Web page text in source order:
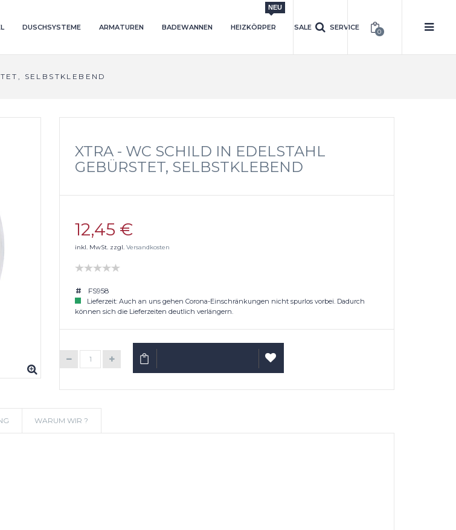
DUSCHSYSTEME ARMATUREN BADEWANNEN HEIZKÖRPER
NEU
SALE SERVICE
0
SELBSTKLEBEND
XTRA - WC SCHILD IN EDELSTAHL
GEBÜRSTET, SELBSTKLEBEND
12,45 €
inkl. MwSt. zzgl. Versandkosten
FS958
Lieferzeit: Auch an uns gehen Corona-Einschränkungen nicht spurlos vorbei. Dadurch
können sich die Lieferzeiten deutlich verlängern.
AUF
WARUM WIR ?